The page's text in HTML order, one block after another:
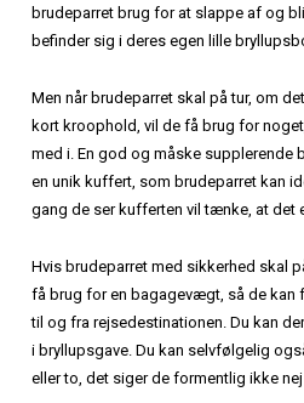
brudeparret brug for at slappe af og
befinder sig i deres egen lille
Men når brudeparret skal på tur, om
kort kroophold, vil de få brug for
med i. En god og måske supplerende
en unik kuffert, som brudeparret kan
gang de ser kufferten vil tænke, at det
Hvis brudeparret med sikkerhed skal
få brug for en bagagevægt, så de kan
til og fra rejsedestinationen. Du kan
i bryllupsgave. Du kan selvfølgelig
eller to, det siger de formentlig ikke